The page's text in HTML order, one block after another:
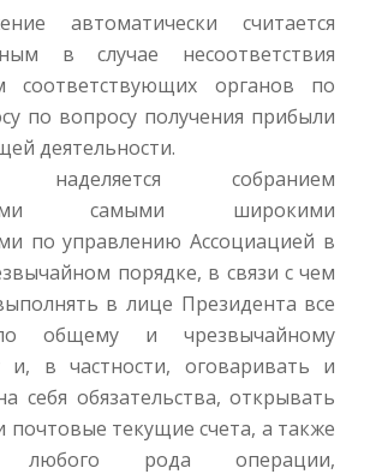
автоматически считается
в случае несоответствия
соответствующих органов по
по вопросу получения прибыли
деятельности.
наделяется собранием
самыми широкими
по управлению Ассоциацией в
порядке, в связи с чем
в лице Президента все
общему и чрезвычайному
и, в частности, оговаривать и
себя обязательства, открывать
почтовые текущие счета, а также
любого рода операции,